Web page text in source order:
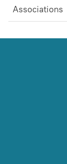
Associations